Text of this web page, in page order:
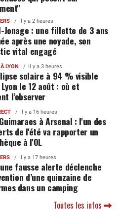
Il y a 2 heures
Jonage : une fillette de 3 ans
après une noyade, son
vital engagé
LYON Il y a 3 heures
solaire à 94 % visible
le 12 août : où et
l’observer
Il y a 16 heures
à Arsenal : l'un des
de l'été va rapporter un
à l'OL
Il y a 17 heures
fausse alerte déclenche
d’une quinzaine de
dans un camping
Toutes les infos